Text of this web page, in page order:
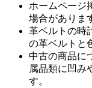
ホームページ
場合がありま
革ベルトの時
の革ベルトと
中古の商品に
属品類に凹み
す。